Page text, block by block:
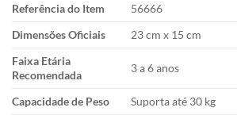
Referência do Item
56666
Dimensões Oficiais
23 cm x 15 cm
Faixa Etária
Recomendada
3 a 6 anos
Capacidade de Peso
Suporta até 30 kg